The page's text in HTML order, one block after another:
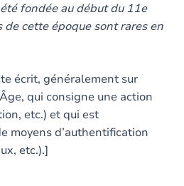
fondée au début du 11e
de cette époque sont rares en
écrit, généralement sur
qui consigne une action
etc.) et qui est
moyens d’authentification
etc.).]